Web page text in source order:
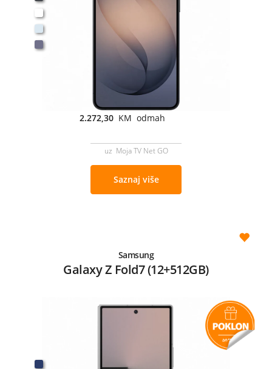
2.272,30 KM odmah
uz Moja TV Net GO
Saznaj više
Samsung
Galaxy Z Fold7 (12+512GB)